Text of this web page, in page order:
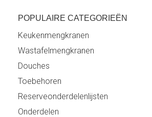
POPULAIRE CATEGORIEËN
Keukenmengkranen
Wastafelmengkranen
Douches
Toebehoren
Reserveonderdelenlijsten
Onderdelen